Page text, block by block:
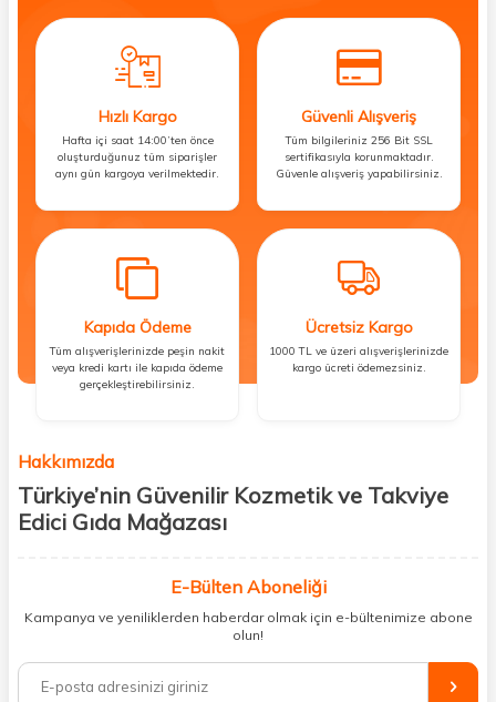
Hızlı Kargo
Hafta içi saat 14:00’ten önce
oluşturduğunuz tüm siparişler
aynı gün kargoya verilmektedir.
Güvenli Alışveriş
Tüm bilgileriniz 256 Bit SSL
sertifikasıyla korunmaktadır.
Güvenle alışveriş yapabilirsiniz.
Kapıda Ödeme
Tüm alışverişlerinizde peşin nakit
veya kredi kartı ile kapıda ödeme
gerçekleştirebilirsiniz.
Ücretsiz Kargo
1000 TL ve üzeri alışverişlerinizde
kargo ücreti ödemezsiniz.
Hakkımızda
Türkiye’nin Güvenilir Kozmetik ve Takviye
Edici Gıda Mağazası
kişisel bakım hem de takviye edici gıda ürünlerini sizlerle
buluşturuyoruz. Artık mağaza mağaza dolaşmanıza gerek yok;
ihtiyacınız olan her şeyi tek bir çatı altında topluyor ve kapınıza kadar
%100 orijinal kozmetik ve sağlık ürünleriyle güzelliğinizi tamamlayabilir,
E-Bülten Aboneliği
Kampanya ve yeniliklerden haberdar olmak için e-bültenimize abone
olun!